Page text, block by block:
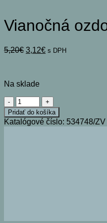
Vianočná
5,20€ Pôvodná
3,12€Aktuálna
s DPH
Na sklade
množstvo
Vianočná
ozdoba
na
Pridať do košíka
Katalógové číslo: 534748/ZV